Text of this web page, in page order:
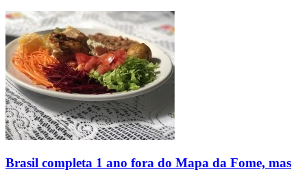
Brasil completa 1 ano fora do Mapa da Fome, mas